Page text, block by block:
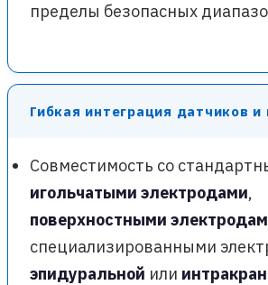
пределы безопасных
Гибкая интеграция датчиков
Совместимость со
игольчатыми электродами,
поверхностными
специализированными
эпидуральной или